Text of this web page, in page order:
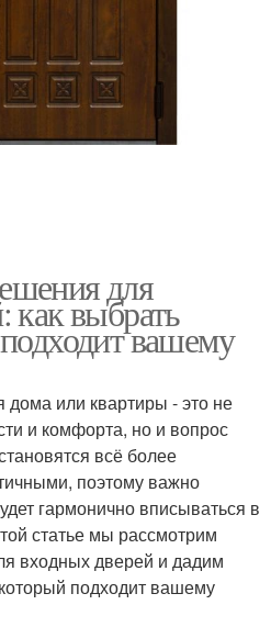
для
как выбрать
вашему
или квартиры - это не
и комфорта, но и вопрос
всё более
поэтому важно
гармонично вписываться в
статье мы рассмотрим
входных дверей и дадим
подходит вашему